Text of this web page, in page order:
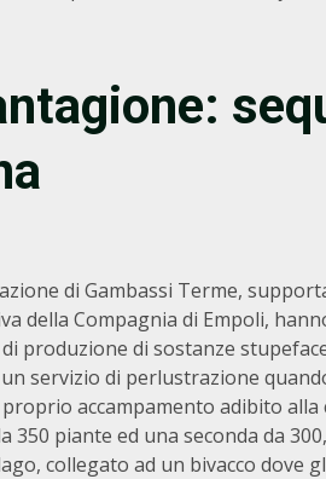
di Gambassi Terme,
della Compagnia di Empoli,
produzione di sostanze
servizio di perlustrazione
accampamento adibito
350 piante ed una seconda da
collegato ad un bivacco